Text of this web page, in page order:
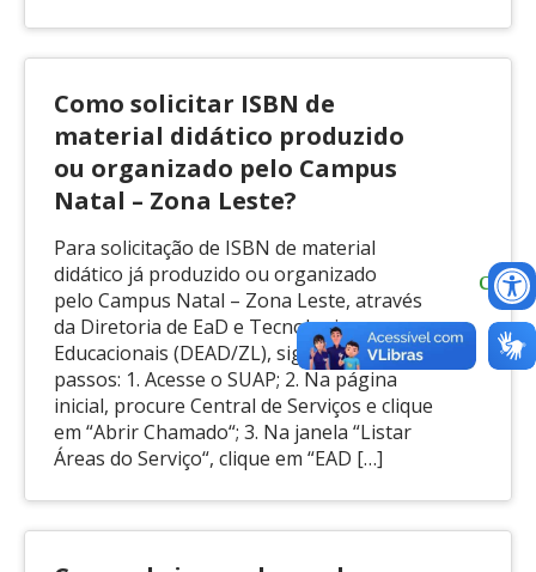
Como solicitar ISBN de
material didático produzido
ou organizado pelo Campus
Natal – Zona Leste?
Para solicitação de ISBN de material
didático já produzido ou organizado
pelo Campus Natal – Zona Leste, através
da Diretoria de EaD e Tecnologias
Educacionais (DEAD/ZL), siga os seguintes
passos: 1. Acesse o SUAP; 2. Na página
inicial, procure Central de Serviços e clique
em “Abrir Chamado“; 3. Na janela “Listar
Áreas do Serviço“, clique em “EAD […]